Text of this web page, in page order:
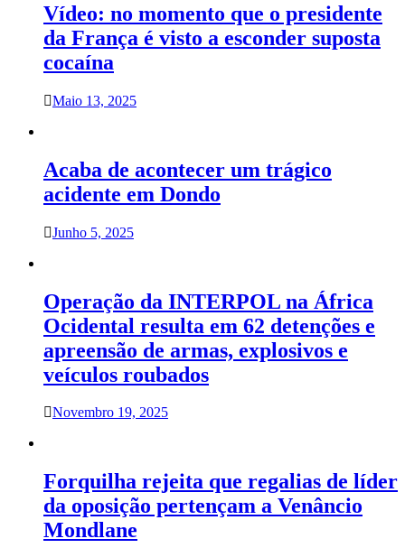
Vídeo: no momento que o presidente
da França é visto a esconder suposta
cocaína
Maio 13, 2025
Acaba de acontecer um trágico
acidente em Dondo
Junho 5, 2025
Operação da INTERPOL na África
Ocidental resulta em 62 detenções e
apreensão de armas, explosivos e
veículos roubados
Novembro 19, 2025
Forquilha rejeita que regalias de líder
da oposição pertençam a Venâncio
Mondlane